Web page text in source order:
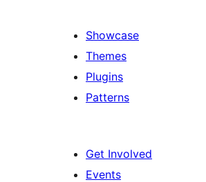
Showcase
Themes
Plugins
Patterns
Get Involved
Events